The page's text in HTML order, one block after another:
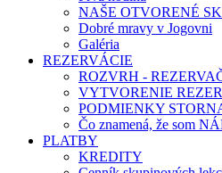
NAŠE OTVORENÉ
Dobré mravy v Jogovni
Galéria
REZERVÁCIE
ROZVRH -
VYTVORENIE
PODMIENKY
Čo znamená, že som
PLATBY
KREDITY